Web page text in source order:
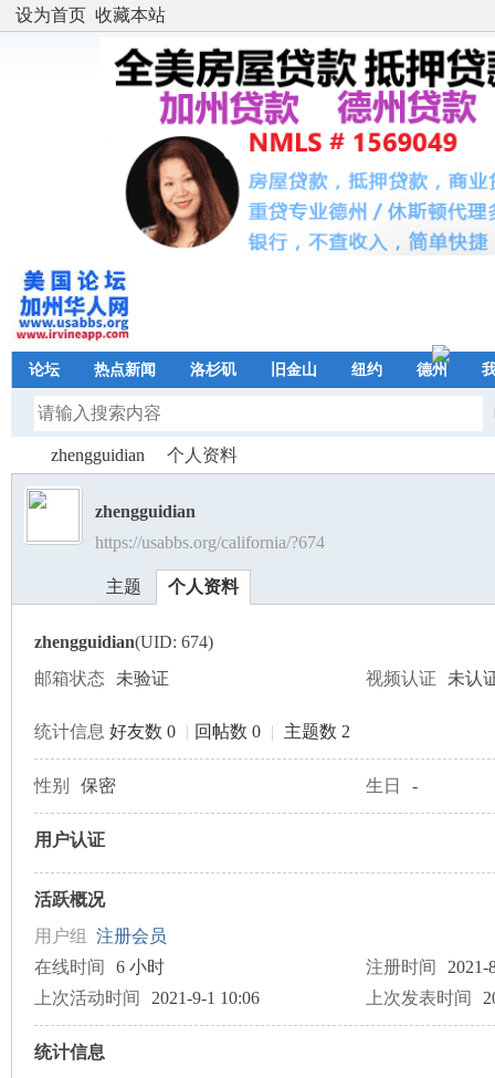
设为首页 收藏本站
论坛 热点新闻 洛杉矶 旧金山 纽约 德州
美›
zhengguidian
›
个人资料
zhengguidian
https://usabbs.org/california/?674
主题 个人资料
zhengguidian(UID: 674)
邮箱状态
未验证 视频认证 未认
统计信息 好友数 0 | 回帖数 0 | 主题数 2
性别 保密 生日 -
用户认证
活跃概况
用户组 注册会员
在线时间
6 小时 注册时间
2021-
上次活动时间
2021-9-1 10:06 上次发表时间
统计信息